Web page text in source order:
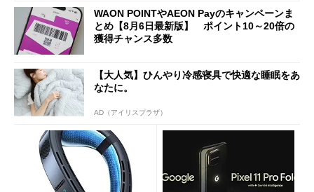
WAON POINTやAEON Payのキャンペーンま
とめ【8月6日最新版】 ポイント10～20倍の
獲得チャンス多数
【大人気】ひんやり冷感寝具で快適な睡眠をあ
なたに。
AD（アイリスプラザ）